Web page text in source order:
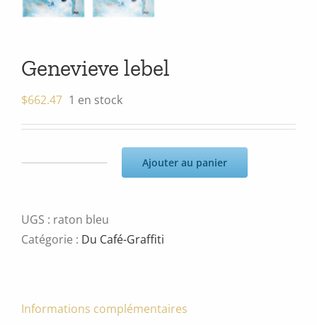
Genevieve lebel
$662.47 1 en stock
Genevieve
lebel
Ajouter au panier
UGS : raton bleu
Catégorie : Du Café-Graffiti
Informations complémentaires